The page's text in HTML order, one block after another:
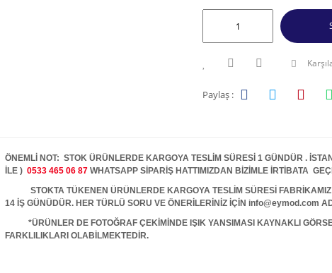
Paylaş :
ÖNEMLİ NOT: STOK ÜRÜNLERDE KARGOYA TESLİM SÜRESİ 1 GÜNDÜR .
İLE ) 0533 465 06 87 WHATSAPP SİPARİŞ HATTIMIZDAN BİZİMLE İRTİBATA
STOKTA TÜKENEN ÜRÜNLERDE KARGOYA TESLİM SÜRESİ FABRİKAMIZ
14 İŞ GÜNÜDÜR. HER TÜRLÜ SORU VE ÖNERİLERİNİZ İÇİN info@eymod.com
*ÜRÜNLER DE FOTOĞRAF ÇEKİMİNDE IŞIK YANSIMASI KAYNAKLI
FARKLILIKLARI OLABİLMEKTEDİR.